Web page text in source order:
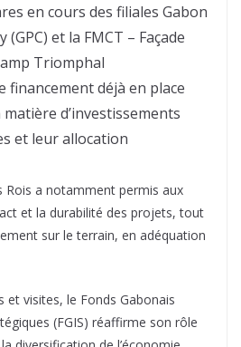
en cours des filiales Gabon
(GPC) et la FMCT – Façade
Triomphal
financement déjà en place
d’investissements
et leur allocation
Rois a notamment permis aux
et la durabilité des projets, tout
sur le terrain, en adéquation
et visites, le Fonds Gabonais
(FGIS) réaffirme son rôle